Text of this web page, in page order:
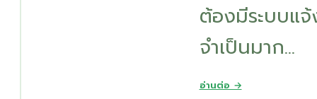
ต้องมีระบบแ
จำเป็นมาก...
อ่านต่อ →